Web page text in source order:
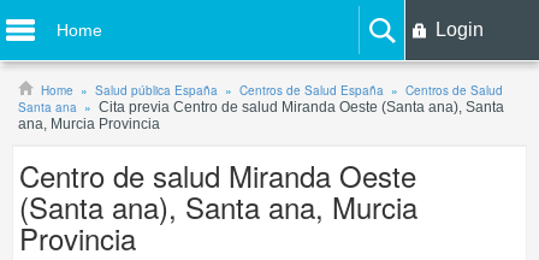
Home Login
Home Salud pública España Centros de Salud España
Centros de Salud
Santa ana
Cita previa Centro de salud Miranda Oeste (Santa ana), Santa
ana, Murcia Provincia
Centro de salud Miranda Oeste
(Santa ana), Santa ana, Murcia
Provincia